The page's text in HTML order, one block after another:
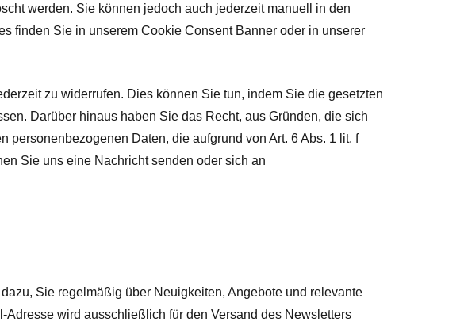
werden. Sie können jedoch auch jederzeit manuell in den
finden Sie in unserem Cookie Consent Banner oder in unserer
zu widerrufen. Dies können Sie tun, indem Sie die gesetzten
Darüber hinaus haben Sie das Recht, aus Gründen, die sich
Daten, die aufgrund von Art. 6 Abs. 1 lit. f
Sie uns eine Nachricht senden oder sich an
Sie regelmäßig über Neuigkeiten, Angebote und relevante
wird ausschließlich für den Versand des Newsletters